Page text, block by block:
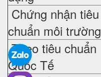
Chứng nhận tiêu
chuẩn môi trường
Theo tiêu chuẩn
Quốc Tế